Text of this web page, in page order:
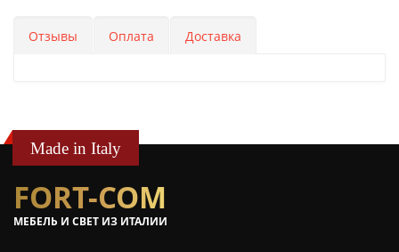
Отзывы Оплата Доставка
Made in Italy
FORT-COM
МЕБЕЛЬ И СВЕТ ИЗ ИТАЛИИ